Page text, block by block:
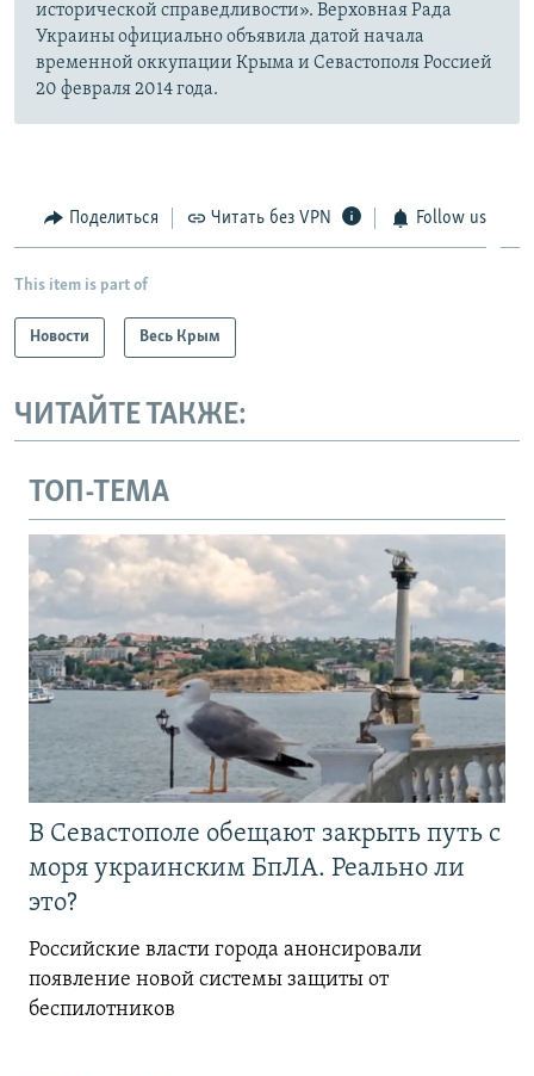
исторической справедливости». Верховная Рада
Украины официально объявила датой начала
временной оккупации Крыма и Севастополя Россией
20 февраля 2014 года.
Поделиться Читать без VPN Follow us
This item is part of
Новости Весь Крым
ЧИТАЙТЕ ТАКЖЕ:
ТОП-ТЕМА
В Севастополе обещают закрыть путь с
моря украинским БпЛА. Реально ли
это?
Российские власти города анонсировали
появление новой системы защиты от
беспилотников